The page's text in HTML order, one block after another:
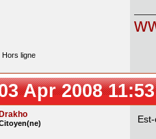
Hors ligne
Apr 2008